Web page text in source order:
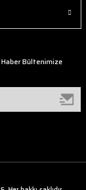
Bültenimize